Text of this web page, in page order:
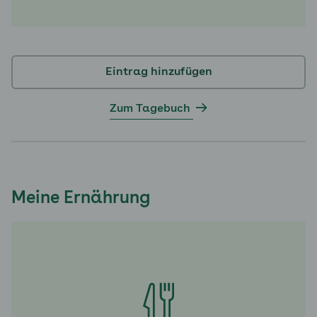
Eintrag hinzufügen
Zum Tagebuch
Meine Ernährung